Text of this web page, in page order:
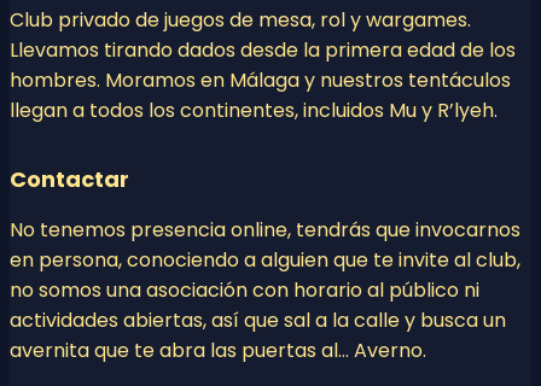
Club privado de juegos de mesa, rol y wargames.
Llevamos tirando dados desde la primera edad de los
hombres. Moramos en Málaga y nuestros tentáculos
llegan a todos los continentes, incluidos Mu y R’lyeh.
Contactar
No tenemos presencia online, tendrás que invocarnos
en persona, conociendo a alguien que te invite al club,
no somos una asociación con horario al público ni
actividades abiertas, así que sal a la calle y busca un
avernita que te abra las puertas al… Averno.